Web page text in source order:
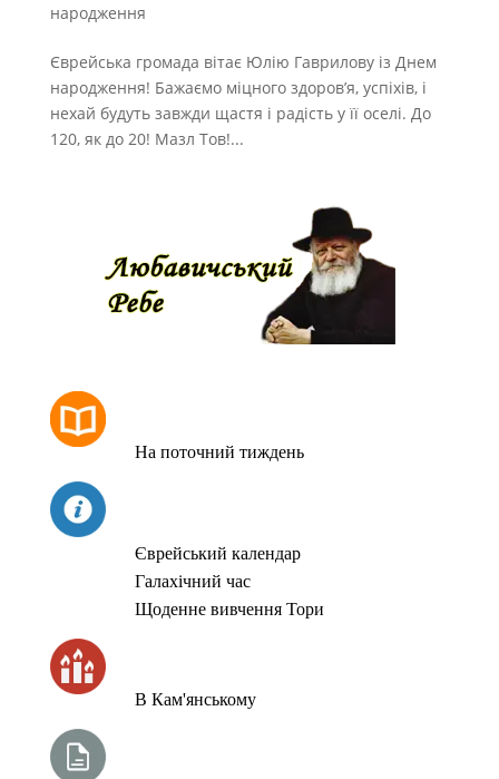
народження
Єврейська громада вітає Юлію Гаврилову із Днем
народження! Бажаємо міцного здоров’я, успіхів, і
нехай будуть завжди щастя і радість у її оселі. До
120, як до 20! Мазл Тов!...
На поточний тиждень
Єврейський календар
Галахічний час
Щоденне вивчення Тори
В Кам'янському